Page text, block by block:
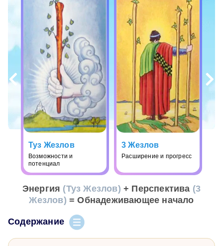
Туз Жезлов
Возможности и
потенциал
3 Жезлов
Расширение и прогресс
Энергия (Туз Жезлов) + Перспектива (3
Жезлов) = Обнадеживающее начало
Содержание